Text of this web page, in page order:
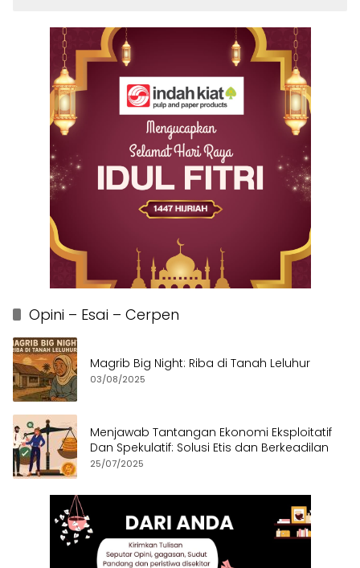
Opini – Esai – Cerpen
Magrib Big Night: Riba di Tanah Leluhur
03/08/2025
Menjawab Tantangan Ekonomi Eksploitatif
Dan Spekulatif: Solusi Etis dan Berkeadilan
25/07/2025